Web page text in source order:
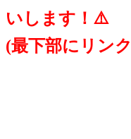
いします！⚠️
(最下部にリン